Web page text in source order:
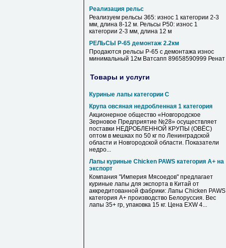
Реализация рельс
Реализуем рельсы З65: износ 1 категории 2-3
мм, длина 8-12 м. Рельсы Р50: износ 1
категории 2-3 мм, длина 12 м
РЕЛЬСЫ Р-65 демонтаж 2.2км
Продаются рельсы Р-65 с демонтажа износ
минимальный 12м Ватсапп 89658590999 Ренат
Товары и услуги
Куриные лапы категории С
Крупа овсяная недробленная 1 категория
Акционерное общество «Новгородское
Зерновое Предприятие №28» осуществляет
поставки НЕДРОБЛЕННОЙ КРУПЫ (ОВЁС)
оптом в мешках по 50 кг по Ленинградской
области и Новгородской области. Показатели
недро...
Лапы куриные Chicken PAWS категория А+ на
экспорт
Компания "Империя Мясоедов" предлагает
куриные лапы для экспорта в Китай от
аккредитованной фабрики: Лапы Chicken PAWS
категория А+ производство Белоруссия. Вес
лапы 35+ гр, упаковка 15 кг. Цена EXW 4...